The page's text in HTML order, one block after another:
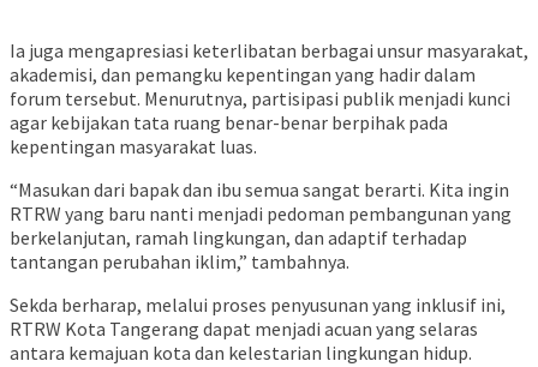
Ia juga mengapresiasi keterlibatan berbagai unsur masyarakat,
akademisi, dan pemangku kepentingan yang hadir dalam
forum tersebut. Menurutnya, partisipasi publik menjadi kunci
agar kebijakan tata ruang benar-benar berpihak pada
kepentingan masyarakat luas.
“Masukan dari bapak dan ibu semua sangat berarti. Kita ingin
RTRW yang baru nanti menjadi pedoman pembangunan yang
berkelanjutan, ramah lingkungan, dan adaptif terhadap
tantangan perubahan iklim,” tambahnya.
Sekda berharap, melalui proses penyusunan yang inklusif ini,
RTRW Kota Tangerang dapat menjadi acuan yang selaras
antara kemajuan kota dan kelestarian lingkungan hidup.